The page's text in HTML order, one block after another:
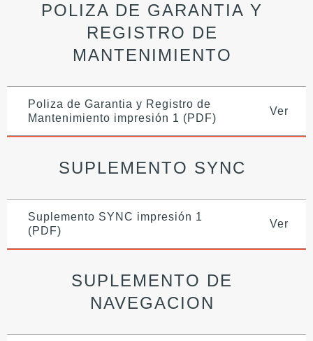
POLIZA DE GARANTIA Y
REGISTRO DE
MANTENIMIENTO
Poliza de Garantia y Registro de
Mantenimiento impresión 1 (PDF)
Ver
SUPLEMENTO SYNC
Suplemento SYNC impresión 1
(PDF)
Ver
SUPLEMENTO DE
NAVEGACION